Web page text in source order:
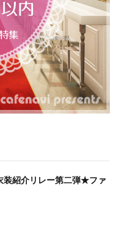
装紹介リレー第二弾★ファ